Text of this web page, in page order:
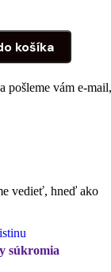
košíka
pošleme vám e-mail,
vedieť, hneď ako
súkromia